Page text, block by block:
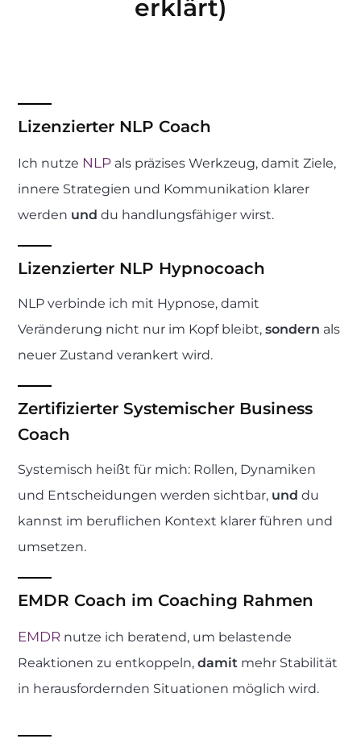
erklärt)
Lizenzierter NLP Coach
Ich nutze NLP als präzises Werkzeug, damit Ziele,
innere Strategien und Kommunikation klarer
werden und du handlungsfähiger wirst.
Lizenzierter NLP Hypnocoach
NLP verbinde ich mit Hypnose, damit
Veränderung nicht nur im Kopf bleibt, sondern als
neuer Zustand verankert wird.
Zertifizierter Systemischer Business
Coach
Systemisch heißt für mich: Rollen, Dynamiken
und Entscheidungen werden sichtbar, und du
kannst im beruflichen Kontext klarer führen und
umsetzen.
EMDR Coach im Coaching Rahmen
EMDR nutze ich beratend, um belastende
Reaktionen zu entkoppeln, damit mehr Stabilität
in herausfordernden Situationen möglich wird.